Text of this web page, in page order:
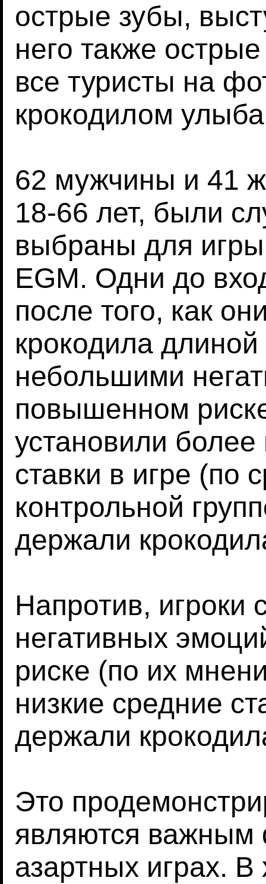
острые зубы,
него также
все туристы на
крокодилом
62 мужчины и 41
18-66 лет, были
выбраны для
EGM. Одни до
после того, как
крокодила
небольшими
повышенном
установили
ставки в игре (по
контрольной
держали
Напротив, игроки
негативных
риске (по их
низкие средние
держали
Это
являются
азартных играх. В